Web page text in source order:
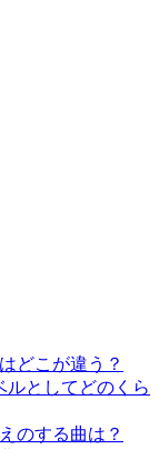
どこが違う？
ルとしてどのくら
のする曲は？